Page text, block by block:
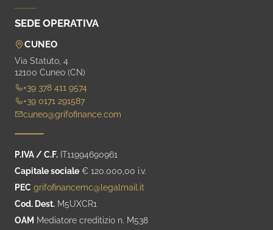
SEDE OPERATIVA
CUNEO
Via Statuto, 4
12100 Cuneo (CN)
+39 378 411 9574
+39 0171 291587
cuneo@grifofinance.com
P.IVA / C.F. IT11994690961
Capitale sociale € 120.000,00 i.v.
PEC grifofinancemc@legalmail.it
Cod. Dest. M5UXCR1
OAM Mediatore creditizio n. M538